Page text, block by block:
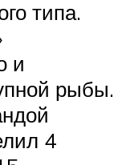
типа.
и
рыбы.
4